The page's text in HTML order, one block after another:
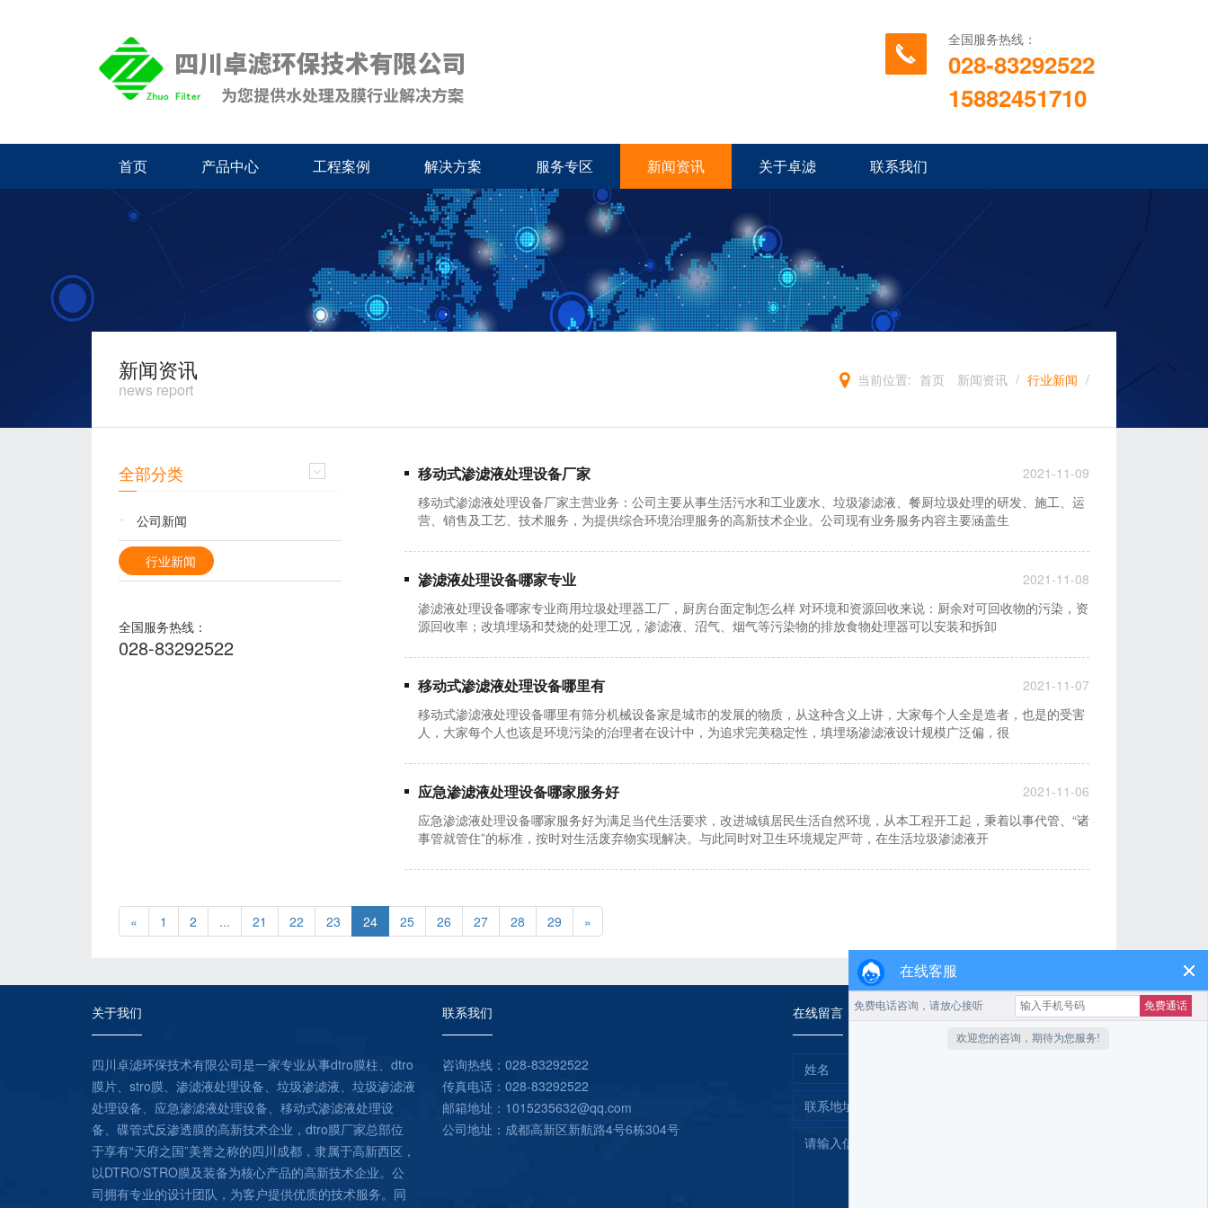
全国服务热线：
028-83292522
15882451710
首页 产品中心 工程案例 解决方案 服务专区 新闻资讯 关于卓滤 联系我们
新闻资讯
news report 当前位置: 首页 新闻资讯 / 行业新闻 /
全部分类
公司新闻
行业新闻
全国服务热线：
028-83292522
移动式渗滤液处理设备厂家
移动式渗滤液处理设备厂家主营业务：公司主要从事生活污水和工业废水、垃圾渗滤液、餐厨垃圾处理的研发、施工、运
营、销售及工艺、技术服务，为提供综合环境治理服务的高新技术企业。公司现有业务服务内容主要涵盖生
2021-11-09
渗滤液处理设备哪家专业
渗滤液处理设备哪家专业商用垃圾处理器工厂，厨房台面定制怎么样 对环境和资源回收来说：厨余对可回收物的污染，资
源回收率；改填埋场和焚烧的处理工况，渗滤液、沼气、烟气等污染物的排放食物处理器可以安装和拆卸
2021-11-08
移动式渗滤液处理设备哪里有
移动式渗滤液处理设备哪里有筛分机械设备家是城市的发展的物质，从这种含义上讲，大家每个人全是造者，也是的受害
人，大家每个人也该是环境污染的治理者在设计中，为追求完美稳定性，填埋场渗滤液设计规模广泛偏，很
2021-11-07
应急渗滤液处理设备哪家服务好
应急渗滤液处理设备哪家服务好为满足当代生活要求，改进城镇居民生活自然环境，从本工程开工起，秉着以事代管、“诸
事管就管住”的标准，按时对生活废弃物实现解决。与此同时对卫生环境规定严苛，在生活垃圾渗滤液开
2021-11-06
« 1 2 ... 21 22 23 24 25 26 27 28 29 »
关于我们
四川卓滤环保技术有限公司是一家专业从事dtro膜柱、dtro
膜片、stro膜、渗滤液处理设备、垃圾渗滤液、垃圾渗滤液
处理设备、应急渗滤液处理设备、移动式渗滤液处理设
备、碟管式反渗透膜的高新技术企业，dtro膜厂家总部位
于享有“天府之国”美誉之称的四川成都，隶属于高新西区，
以DTRO/STRO膜及装备为核心产品的高新技术企业。公
司拥有专业的设计团队，为客户提供优质的技术服务。同
联系我们
咨询热线：028-83292522
传真电话：028-83292522
邮箱地址：1015235632@qq.com
公司地址：成都高新区新航路4号6栋304号
在线留言
在线客服